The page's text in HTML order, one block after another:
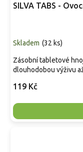
SILVA TABS -
Skladem (32 ks)
119 Kč
Zásobní tabletové
dlouhodobou výživu